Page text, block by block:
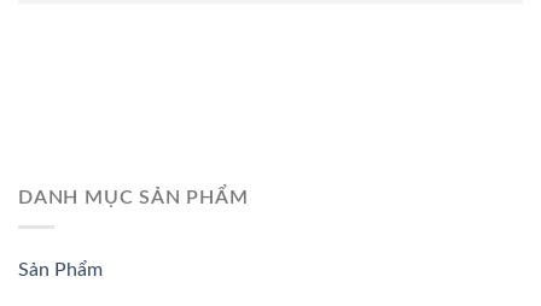
DANH MỤC SẢN PHẨM
Sản Phẩm